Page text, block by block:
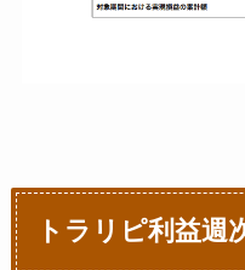
トラリピ利益週